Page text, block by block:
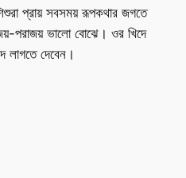
প্রায় সবসময় রূপকথার জগতে
পরাজয় ভালো বোঝে। ওর খিদে
লাগতে দেবেন।